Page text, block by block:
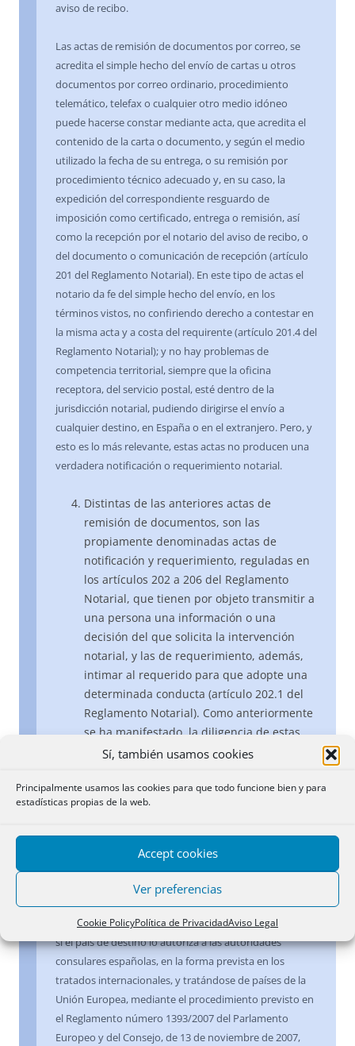
Sí, también usamos cookies
Principalmente usamos las cookies para que todo funcione bien y para
estadísticas propias de la web.
Accept cookies
Ver preferencias
Cookie PolicyPolítica de PrivacidadAviso Legal
aviso de recibo.
Las actas de remisión de documentos por correo, se
acredita el simple hecho del envío de cartas u otros
documentos por correo ordinario, procedimiento
telemático, telefax o cualquier otro medio idóneo
puede hacerse constar mediante acta, que acredita el
contenido de la carta o documento, y según el medio
utilizado la fecha de su entrega, o su remisión por
procedimiento técnico adecuado y, en su caso, la
expedición del correspondiente resguardo de
imposición como certificado, entrega o remisión, así
como la recepción por el notario del aviso de recibo, o
del documento o comunicación de recepción (artículo
201 del Reglamento Notarial). En este tipo de actas el
notario da fe del simple hecho del envío, en los
términos vistos, no confiriendo derecho a contestar en
la misma acta y a costa del requirente (artículo 201.4 del
Reglamento Notarial); y no hay problemas de
competencia territorial, siempre que la oficina
receptora, del servicio postal, esté dentro de la
jurisdicción notarial, pudiendo dirigirse el envío a
cualquier destino, en España o en el extranjero. Pero, y
esto es lo más relevante, estas actas no producen una
verdadera notificación o requerimiento notarial.
Distintas de las anteriores actas de
remisión de documentos, son las
propiamente denominadas actas de
notificación y requerimiento, reguladas en
los artículos 202 a 206 del Reglamento
Notarial, que tienen por objeto transmitir a
una persona una información o una
decisión del que solicita la intervención
notarial, y las de requerimiento, además,
intimar al requerido para que adopte una
determinada conducta (artículo 202.1 del
Reglamento Notarial). Como anteriormente
se ha manifestado, la diligencia de estas
actas puede realizarse personalmente por
la cédula, copia o carta por correo
certificado con aviso de recibo, siempre
En el supuesto de que el acta de notificación o
requerimiento deba despacharse en país extranjero,
podrá utilizarse el exhorto notarial, el exhorto consular,
si el país de destino lo autoriza a las autoridades
consulares españolas, en la forma prevista en los
tratados internacionales, y tratándose de países de la
Unión Europea, mediante el procedimiento previsto en
el Reglamento número 1393/2007 del Parlamento
Europeo y del Consejo, de 13 de noviembre de 2007,